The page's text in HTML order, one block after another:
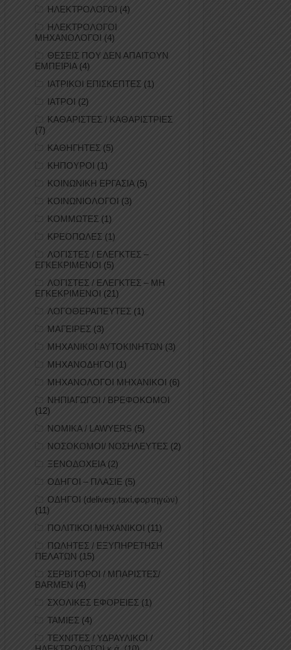
ΗΛΕΚΤΡΟΛΟΓΟΙ (4)
ΗΛΕΚΤΡΟΛΟΓΟΙ
ΜΗΧΑΝΟΛΟΓΟΙ (4)
ΘΕΣΕΙΣ ΠΟΥ ΔΕΝ ΑΠΑΙΤΟΥΝ
ΕΜΠΕΙΡΙΑ(4)
ΙΑΤΡΙΚΟΙ ΕΠΙΣΚΕΠΤΕΣ (1)
ΙΑΤΡΟΙ (2)
ΚΑΘΑΡΙΣΤΕΣ / ΚΑΘΑΡΙΣΤΡΙΕΣ
(7)
ΚΑΘΗΓΗΤΕΣ (5)
ΚΗΠΟΥΡΟΙ (1)
ΚΟΙΝΩΝΙΚΗ ΕΡΓΑΣΙΑ(5)
ΚΟΙΝΩΝΙΟΛΟΓΟΙ (3)
ΚΟΜΜΩΤΕΣ (1)
ΚΡΕΟΠΩΛΕΣ (1)
ΛΟΓΙΣΤΕΣ / ΕΛΕΓΚΤΕΣ –
ΕΓΚΕΚΡΙΜΕΝΟΙ (5)
ΛΟΓΙΣΤΕΣ / ΕΛΕΓΚΤΕΣ – ΜΗ
ΕΓΚΕΚΡΙΜΕΝΟΙ (21)
ΛΟΓΟΘΕΡΑΠΕΥΤΕΣ (1)
ΜΑΓΕΙΡΕΣ (3)
ΜΗΧΑΝΙΚΟΙ ΑΥΤΟΚΙΝΗΤΩΝ (3)
ΜΗΧΑΝΟΔΗΓΟΙ (1)
ΜΗΧΑΝΟΛΟΓΟΙ ΜΗΧΑΝΙΚΟΙ (6)
ΝΗΠΙΑΓΩΓΟΙ / ΒΡΕΦΟΚΟΜΟΙ
(12)
ΝΟΜΙΚΑ / LAWYERS (5)
ΝΟΣΟΚΟΜΟΙ/ ΝΟΣΗΛΕΥΤΕΣ (2)
ΞΕΝΟΔΟΧΕΙΑ(2)
ΟΔΗΓΟΙ – ΠΛΑΣΙΕ (5)
ΟΔΗΓΟΙ (delivery,taxi,φορτηγών)
(11)
ΠΟΛΙΤΙΚΟΙ ΜΗΧΑΝΙΚΟΙ (11)
ΠΩΛΗΤΕΣ / ΕΞΥΠΗΡΕΤΗΣΗ
ΠΕΛΑΤΩΝ (15)
ΣΕΡΒΙΤΟΡΟΙ / ΜΠΑΡΙΣΤΕΣ/
BARMEN (4)
ΣΧΟΛΙΚΕΣ ΕΦΟΡΕΙΕΣ (1)
ΤΑΜΙΕΣ (4)
ΤΕΧΝΙΤΕΣ / ΥΔΡΑΥΛΙΚΟΙ /